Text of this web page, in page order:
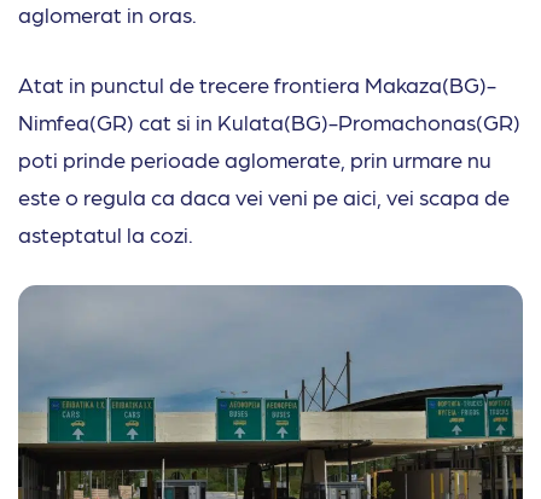
aglomerat in oras.
Atat in punctul de trecere frontiera Makaza(BG)-
Nimfea(GR) cat si in Kulata(BG)-Promachonas(GR)
poti prinde perioade aglomerate, prin urmare nu
este o regula ca daca vei veni pe aici, vei scapa de
asteptatul la cozi.